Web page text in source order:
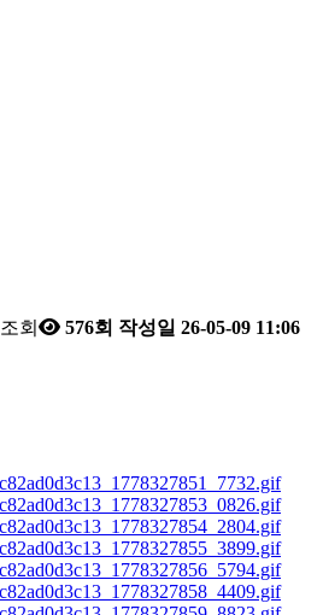
조회 576회 작성일 26-05-09 11:06